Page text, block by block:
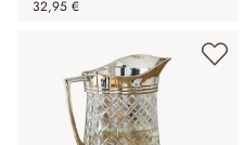
32,95 €